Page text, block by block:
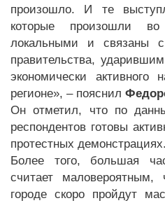
произошло. И те
которые произошли
локальными и связаны
правительства,
экономически активного
регионе», – пояснил
Он отметил, что по
респондентов готовы
протестных демонстрациях.
Более того, большая
считает
городе скоро пройдут